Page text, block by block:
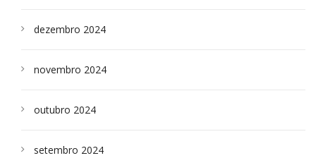
dezembro 2024
novembro 2024
outubro 2024
setembro 2024